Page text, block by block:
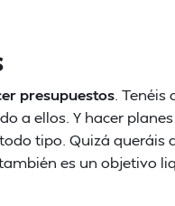
presupuestos .
a ellos. Y hacer
tipo. Quizá
es un objetivo